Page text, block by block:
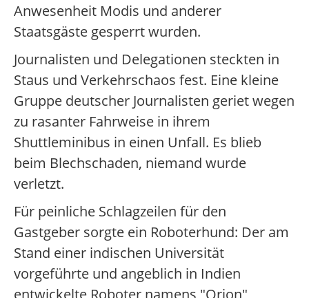
Anwesenheit Modis und anderer
Staatsgäste gesperrt wurden.
Journalisten und Delegationen steckten in
Staus und Verkehrschaos fest. Eine kleine
Gruppe deutscher Journalisten geriet wegen
zu rasanter Fahrweise in ihrem
Shuttleminibus in einen Unfall. Es blieb
beim Blechschaden, niemand wurde
verletzt.
Für peinliche Schlagzeilen für den
Gastgeber sorgte ein Roboterhund: Der am
Stand einer indischen Universität
vorgeführte und angeblich in Indien
entwickelte Roboter namens "Orion"